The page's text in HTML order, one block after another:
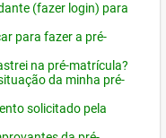
(fazer login) para
para fazer a pré-
na pré-matrícula?
da minha pré-
solicitado pela